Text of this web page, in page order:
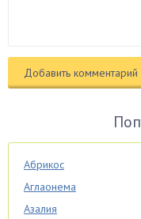
Абрикос
Аглаонема
Азалия